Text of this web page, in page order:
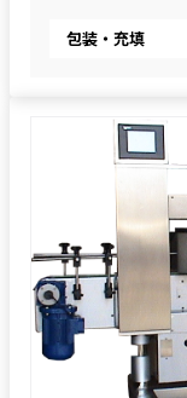
包装・充填